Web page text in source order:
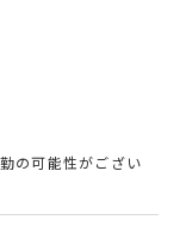
の可能性がござい